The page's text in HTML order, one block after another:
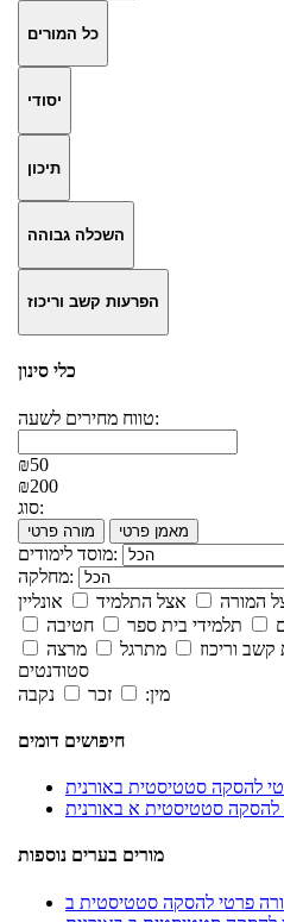
כל המורים
יסודי
תיכון
השכלה גבוהה
הפרעות קשב וריכוז
כלי סינון
טווח מחירים לשעה:
₪50
₪200
סוג:
מורה פרטי מאמן פרטי
מוסד לימודים:
מחלקה:
המורה אצל התלמיד
אונליין
תלמידי בית ספר
חטיבה
וריכוז מתרגל
מרצה
סטודנטים
מין:
זכר נקבה
חיפושים דומים
להסקה סטטיסטית באורנית
להסקה סטטיסטית א באורנית
מורים בערים נוספות
פרטי להסקה סטטיסטית ב